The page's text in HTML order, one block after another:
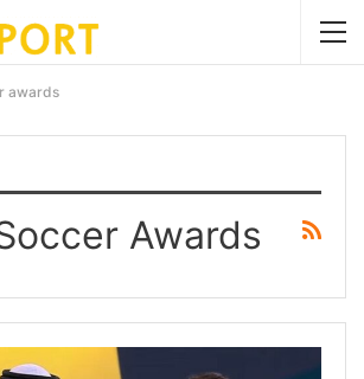
awards
Awards